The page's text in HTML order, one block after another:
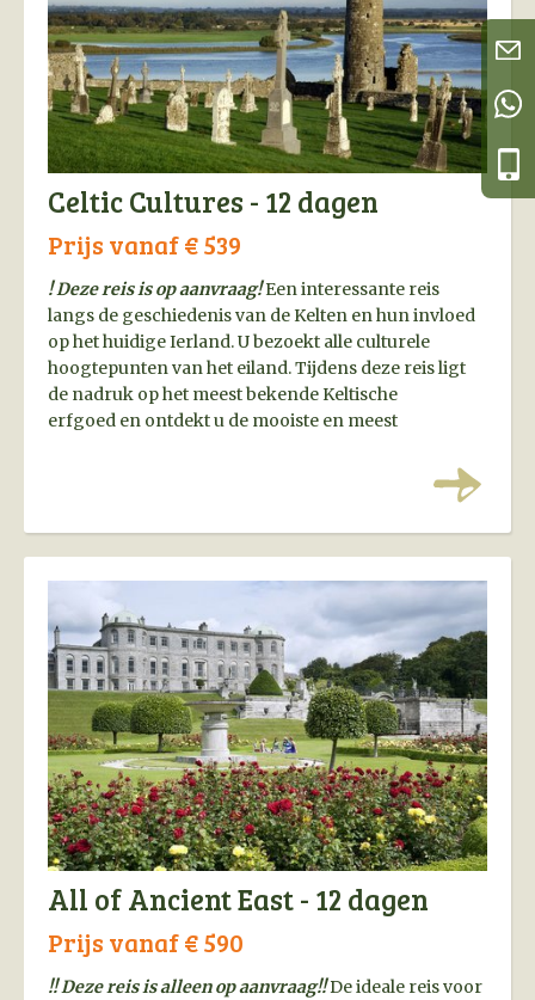
Celtic Cultures - 12 dagen
Prijs vanaf € 539
! Deze reis is op aanvraag!Een interessante reis
langs de geschiedenis van de Kelten en hun invloed
op het huidige Ierland. U bezoekt alle culturele
hoogtepunten van het eiland. Tijdens deze reis ligt
de nadruk op het meest bekende Keltische
erfgoed en ontdekt u de mooiste en meest
All of Ancient East - 12 dagen
Prijs vanaf € 590
!! Deze reis is alleen op aanvraag!!De ideale reis voor